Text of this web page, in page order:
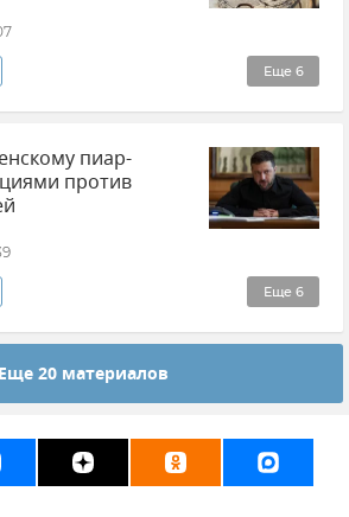
Еще 6
Крым Мнения
Дональд Трамп
пиар-
против
Еще 6
Крым Мнения
Украина
Еще 20 материалов